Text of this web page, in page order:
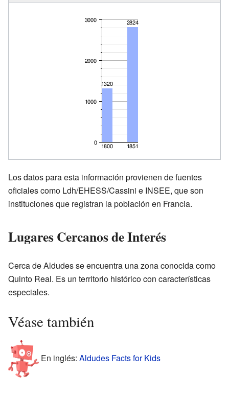
Los datos para esta información provienen de fuentes
oficiales como Ldh/EHESS/Cassini e INSEE, que son
instituciones que registran la población en Francia.
Lugares Cercanos de Interés
Cerca de Aldudes se encuentra una zona conocida como
Quinto Real. Es un territorio histórico con características
especiales.
Véase también
En inglés: Aldudes Facts for Kids